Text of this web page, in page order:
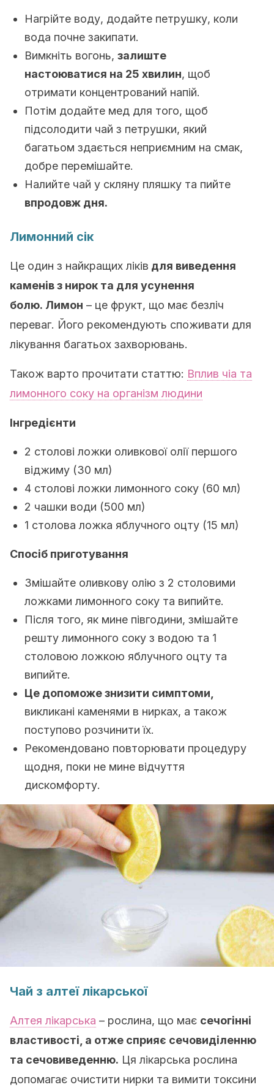
Нагрійте воду, додайте петрушку, коли
вода почне закипати.
Вимкніть вогонь, залиште
настоюватися на 25 хвилин, щоб
отримати концентрований напій.
Потім додайте мед для того, щоб
підсолодити чай з петрушки, який
багатьом здається неприємним на смак,
добре перемішайте.
Налийте чай у скляну пляшку та пийте
впродовж дня.
Лимонний сік
Це один з найкращих ліків для виведення
каменів з нирок та для усунення
болю. Лимон – це фрукт, що має безліч
переваг. Його рекомендують споживати для
лікування багатьох захворювань.
Також варто прочитати статтю: Вплив чіа та
лимонного соку на організм людини
Інгредієнти
2 столові ложки оливкової олії першого
віджиму (30 мл)
4 столові ложки лимонного соку (60 мл)
2 чашки води (500 мл)
1 столова ложка яблучного оцту (15 мл)
Спосіб приготування
Змішайте оливкову олію з 2 столовими
ложками лимонного соку та випийте.
Після того, як мине півгодини, змішайте
решту лимонного соку з водою та 1
столовою ложкою яблучного оцту та
випийте.
Це допоможе знизити симптоми,
викликані каменями в нирках, а також
поступово розчинити їх.
Рекомендовано повторювати процедуру
щодня, поки не мине відчуття
дискомфорту.
Чай з алтеї лікарської
Алтея лікарська – рослина, що має сечогінні
властивості, а отже сприяє сечовиділенню
та сечовиведенню. Ця лікарська рослина
допомагає очистити нирки та вимити токсини